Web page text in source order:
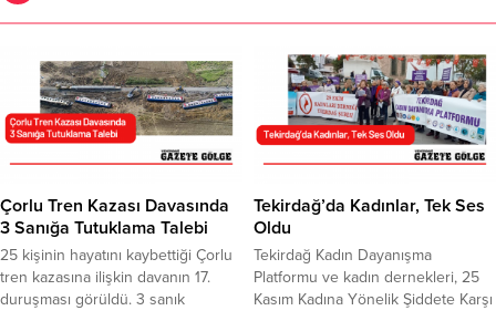
Çorlu Tren Kazası Davasında
3 Sanığa Tutuklama Talebi
25 kişinin hayatını kaybettiği Çorlu
tren kazasına ilişkin davanın 17.
duruşması görüldü. 3 sanık
Tekirdağ’da Kadınlar, Tek Ses
Oldu
Tekirdağ Kadın Dayanışma
Platformu ve kadın dernekleri, 25
Kasım Kadına Yönelik Şiddete Karşı